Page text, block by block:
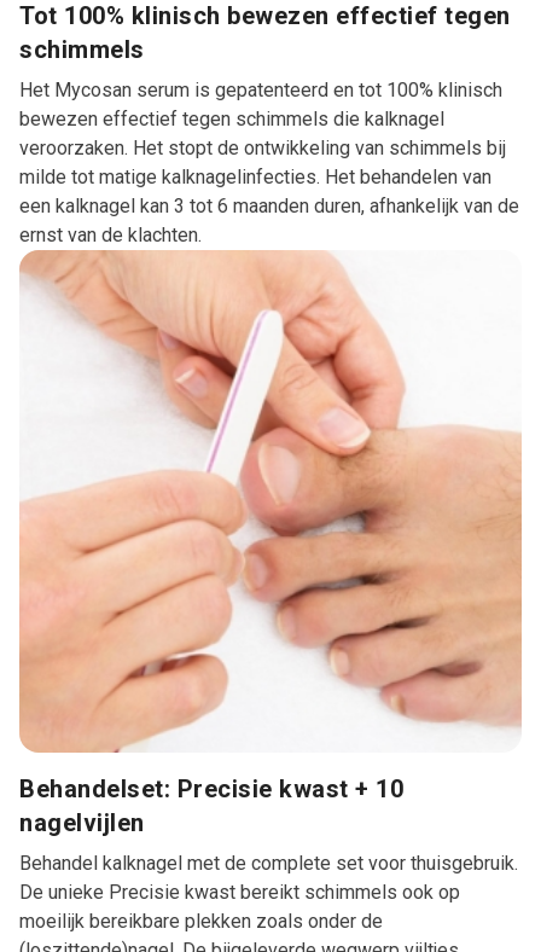
Tot 100% klinisch bewezen effectief tegen
schimmels
Het Mycosan serum is gepatenteerd en tot 100% klinisch
bewezen effectief tegen schimmels die kalknagel
veroorzaken. Het stopt de ontwikkeling van schimmels bij
milde tot matige kalknagelinfecties. Het behandelen van
een kalknagel kan 3 tot 6 maanden duren, afhankelijk van de
ernst van de klachten.
Behandelset: Precisie kwast + 10
nagelvijlen
Behandel kalknagel met de complete set voor thuisgebruik.
De unieke Precisie kwast bereikt schimmels ook op
moeilijk bereikbare plekken zoals onder de